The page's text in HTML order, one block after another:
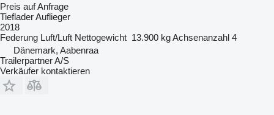
Preis auf Anfrage
Tieflader Auflieger
2018
Federung Luft/Luft Nettogewicht 13.900 kgAchsenanzahl 4
Dänemark, Aabenraa
Trailerpartner A/S
Verkäufer kontaktieren